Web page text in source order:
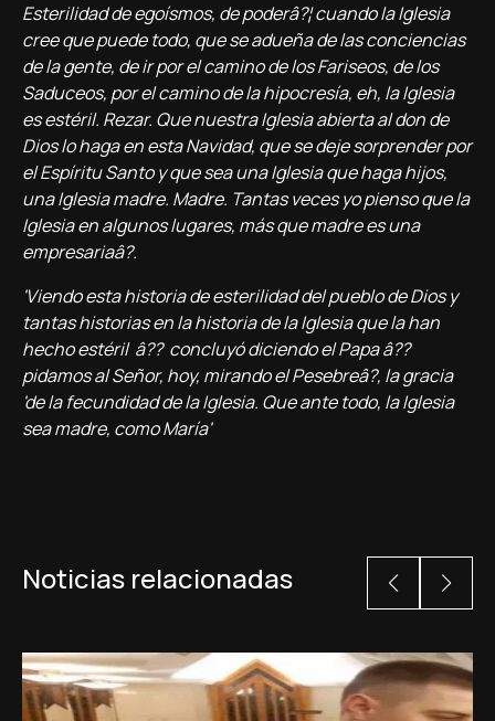
Esterilidad de egoí­smos, de poderâ?¦ cuando la Iglesia
cree que puede todo, que se adueña de las conciencias
de la gente, de ir por el camino de los Fariseos, de los
Saduceos, por el camino de la hipocresí­a, eh, la Iglesia
es estéril. Rezar. Que nuestra Iglesia abierta al don de
Dios lo haga en esta Navidad, que se deje sorprender por
el Espí­ritu Santo y que sea una Iglesia que haga hijos,
una Iglesia madre. Madre. Tantas veces yo pienso que la
Iglesia en algunos lugares, más que madre es una
empresariaâ?.
'Viendo esta historia de esterilidad del pueblo de Dios y
tantas historias en la historia de la Iglesia que la han
hecho estéril â?? concluyó diciendo el Papa â??
pidamos al Señor, hoy, mirando el Pesebreâ?, la gracia
'de la fecundidad de la Iglesia. Que ante todo, la Iglesia
sea madre, como Marí­a'
Noticias relacionadas